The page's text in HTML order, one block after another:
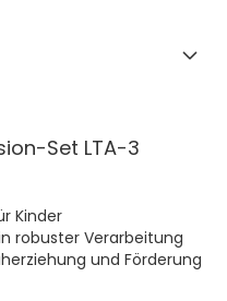
Set LTA-3
Kinder
robuster Verarbeitung
und Förderung